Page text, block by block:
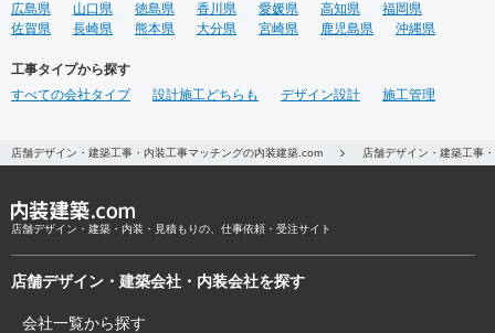
広島県
山口県 徳島県 香川県 愛媛県 高知県
福岡県
佐賀県
長崎県 熊本県 大分県 宮崎県 鹿児島県 沖縄県
工事タイプから探す
すべての会社タイプ
設計施工どちらも デザイン設計 施工管理
店舗デザイン・建築工事・内装工事マッチングの内装建築.com 店舗デザイン・建築工事
店舗デザイン・建築・内装・見積もりの、仕事依頼・受注サイト
店舗デザイン・建築会社・内装会社を探す
会社一覧から探す